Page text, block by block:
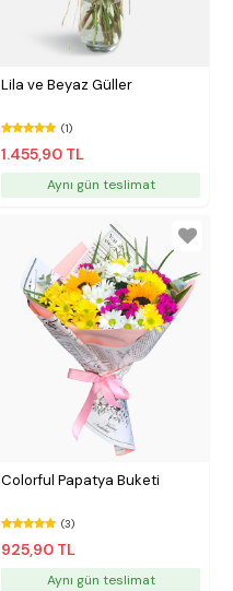
Lila ve Beyaz Güller
(1)
1.455,90 TL
Aynı gün teslimat
Colorful Papatya Buketi
(3)
925,90 TL
Aynı gün teslimat